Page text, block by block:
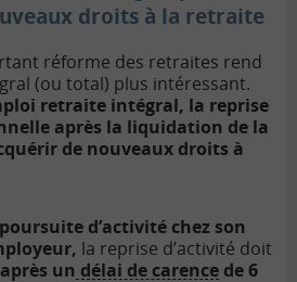
droits à la retraite
réforme des retraites rend
(ou total) plus intéressant.
retraite intégral, la reprise
après la liquidation de la
de nouveaux droits à
d’activité chez son
la reprise d’activité doit
après un délai de carence de 6